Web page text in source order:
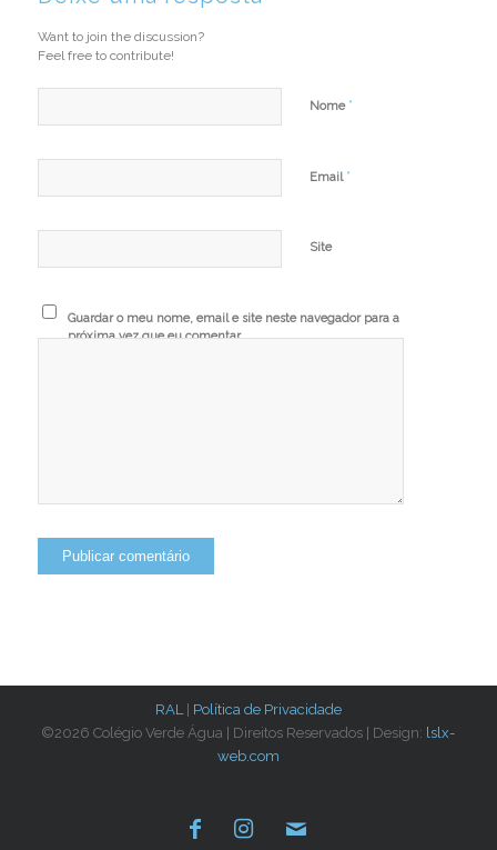
Want to join the discussion?
Feel free to contribute!
Nome *
Email *
Site
Guardar o meu nome, email e site neste navegador para a
próxima vez que eu comentar.
RAL
Política de Privacidade
©2026 Colégio Verde Água | Direitos Reservados | Design: lslx-
web.com